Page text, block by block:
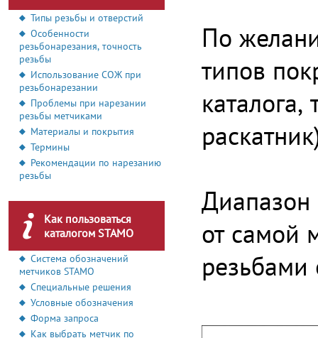
Типы резьбы и отверстий
Особенности
резьбонарезания, точность
резьбы
Использование СОЖ при
резьбонарезании
Проблемы при нарезании
резьбы метчиками
Материалы и покрытия
Термины
Рекомендации по нарезанию
резьбы
Как пользоваться
каталогом STAMO
Система обозначений
метчиков STAMO
Специальные решения
Условные обозначения
Форма запроса
Как выбрать метчик по
По
типов
Диапазон
от самой
резьбами